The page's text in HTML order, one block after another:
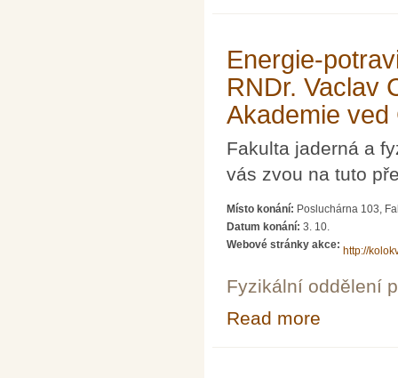
Energie-
RNDr. Vaclav
Akademie ved
Fakulta jaderná a
vás zvou na tuto
Místo konání: Posluchárna 103,
Datum konání: 3. 10.
Webové stránky akce:
http://
Fyzikální oddělení
Read more